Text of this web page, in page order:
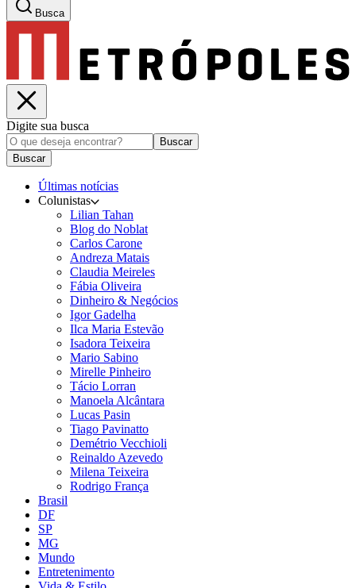
Busca
Digite sua busca
Buscar
Buscar
Últimas notícias
Colunistas
Lilian Tahan
Blog do Noblat
Carlos Carone
Andreza Matais
Claudia Meireles
Fábia Oliveira
Dinheiro & Negócios
Igor Gadelha
Ilca Maria Estevão
Isadora Teixeira
Mario Sabino
Mirelle Pinheiro
Tácio Lorran
Manoela Alcântara
Lucas Pasin
Tiago Pavinatto
Demétrio Vecchioli
Reinaldo Azevedo
Milena Teixeira
Rodrigo França
Brasil
DF
SP
MG
Mundo
Entretenimento